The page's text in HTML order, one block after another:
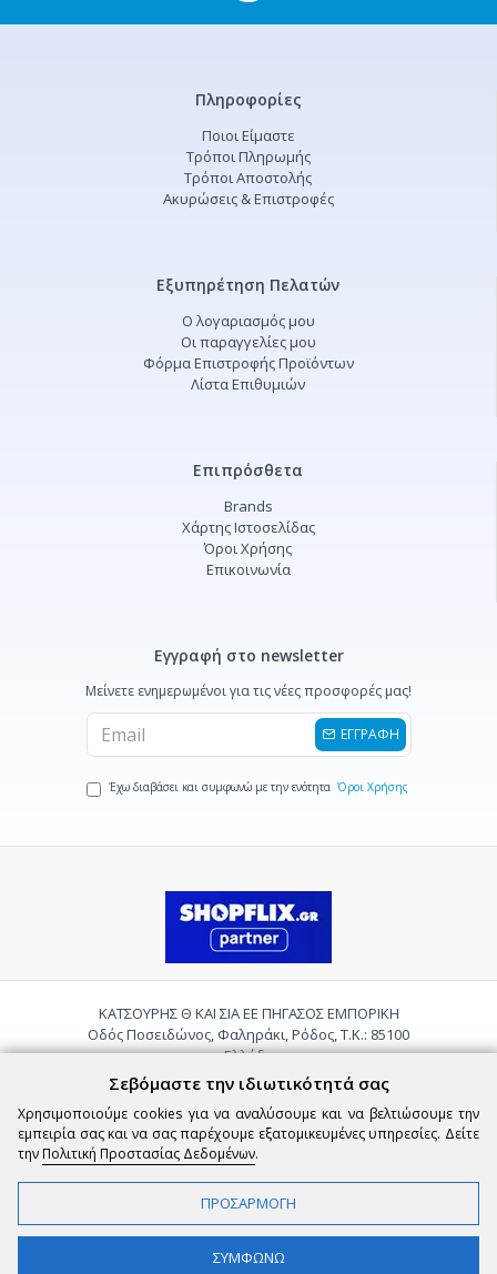
Πληροφορίες
Ποιοι Είμαστε
Τρόποι Πληρωμής
Τρόποι Αποστολής
Ακυρώσεις & Επιστροφές
Εξυπηρέτηση Πελατών
Ο λογαριασμός μου
Οι παραγγελίες μου
Φόρμα Επιστροφής Προϊόντων
Λίστα Επιθυμιών
Επιπρόσθετα
Brands
Χάρτης Ιστοσελίδας
Όροι Χρήσης
Επικοινωνία
Εγγραφή στο newsletter
Μείνετε ενημερωμένοι για τις νέες προσφορές μας!
ΕΓΓΡΑΦΗ
Έχω διαβάσει και συμφωνώ με την ενότητα Όροι Χρήσης
ΚΑΤΣΟΥΡΗΣ Θ ΚΑΙ ΣΙΑ ΕΕ ΠΗΓΑΣΟΣ ΕΜΠΟΡΙΚΗ
Οδός Ποσειδώνος, Φαληράκι, Ρόδος, Τ.Κ.: 85100
Ελλάδα
Τηλ.:2241085059
Email:
pigasosemporiki@gmail.com
Σεβόμαστε την ιδιωτικότητά σας
Χρησιμοποιούμε cookies για να αναλύσουμε και να βελτιώσουμε την
εμπειρία σας και να σας παρέχουμε εξατομικευμένες υπηρεσίες. Δείτε
την Πολιτική Προστασίας Δεδομένων.
ΠΡΟΣΑΡΜΟΓΗ
ΣΥΜΦΩΝΩ